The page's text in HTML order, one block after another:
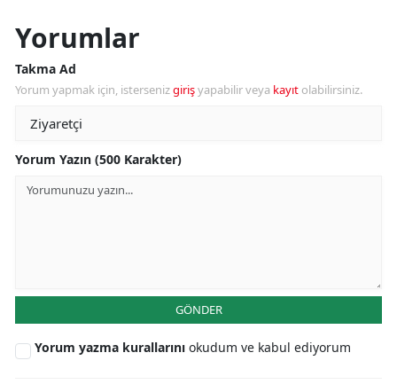
Yorumlar
Takma Ad
Yorum yapmak için, istersenizgirişyapabilir veya kayıt olabilirsiniz.
Yorum Yazın (500 Karakter)
GÖNDER
Yorum yazma kurallarını okudum ve kabul ediyorum